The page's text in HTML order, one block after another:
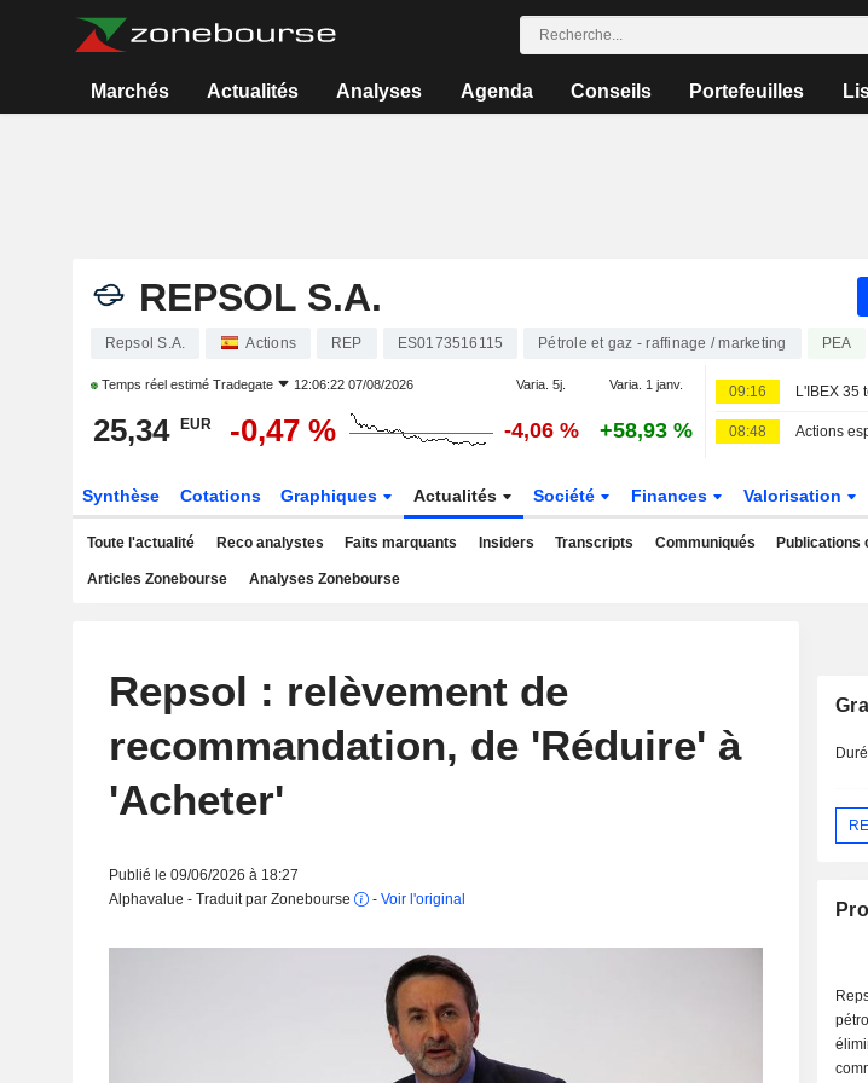
Marchés Actualités Analyses Agenda Conseils Portefeuilles
REPSOL S.A.
Repsol S.A. Actions REP ES0173516115 Pétrole et gaz - raffinage / marketing PEA
Temps réel estimé Tradegate 12:06:22 07/08/2026 Varia. 5j. Varia. 1 janv.
25,34 EUR -0,47 % -4,06 % +58,93 %
09:16
08:48
Synthèse Cotations Graphiques Actualités Société Finances Valorisation
Toute l'actualité Reco analystes Faits marquants Insiders Transcripts Communiqués Publications
Articles Zonebourse Analyses Zonebourse
Repsol : relèvement de
recommandation, de 'Réduire' à
'Acheter'
Publié le 09/06/2026 à 18:27
Alphavalue - Traduit par Zonebourse
- Voir l'original
comme suit : -